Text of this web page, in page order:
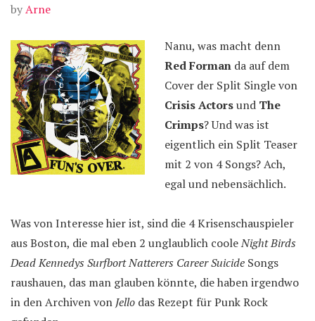
byArne
Nanu, was macht denn
Red Forman da auf dem
Cover der Split Single von
Crisis Actorsund The
Crimps? Und was ist
eigentlich ein Split Teaser
mit 2 von 4 Songs? Ach,
egal und nebensächlich.
Was von Interesse hier ist, sind die 4 Krisenschauspieler
aus Boston, die mal eben 2 unglaublich cooleNight Birds
Dead Kennedys Surfbort Natterers Career Suicide Songs
raushauen, das man glauben könnte, die haben irgendwo
in den Archiven von Jello das Rezept für Punk Rock